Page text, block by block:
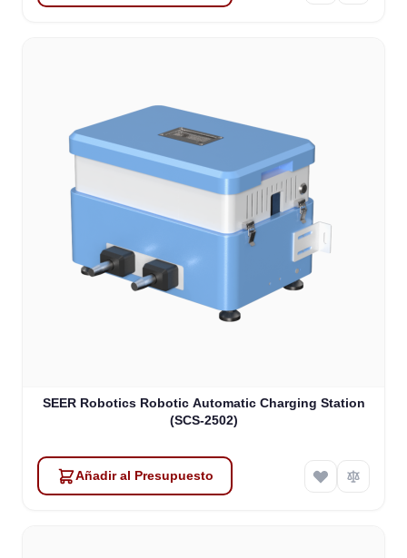
SEER Robotics Robotic Automatic Charging Station
(SCS-2502)
Añadir al Presupuesto